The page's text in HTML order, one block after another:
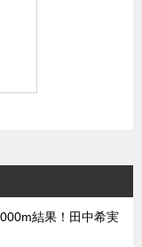
結果！田中希実